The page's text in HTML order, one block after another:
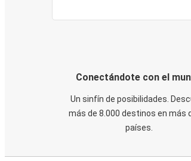
Conectándote con el
Un sinfín de posibilidades.
más de 8.000 destinos en más
países.